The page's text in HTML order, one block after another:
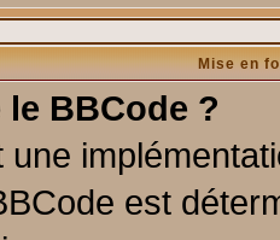
Mise en
BBCode ?
une
est